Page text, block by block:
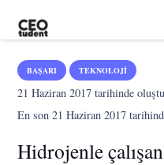
BAŞARI TEKNOLOJI
21 Haziran 2017 tarihinde
En son21 Haziran 2017
Hidrojenle